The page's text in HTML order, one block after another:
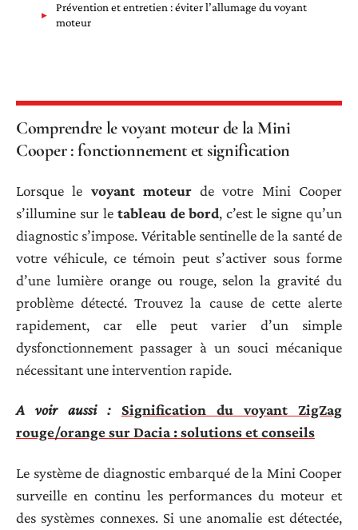
Prévention et entretien : éviter l’allumage du voyant
moteur
Comprendre le voyant moteur de la Mini
Cooper : fonctionnement et signification
Lorsque le voyant moteurde votre Mini Cooper
s’illumine sur le tableau de bord, c’est le signe qu’un
diagnostic s’impose. Véritable sentinelle de la santé de
votre véhicule, ce témoin peut s’activer sous forme
d’une lumière orange ou rouge, selon la gravité du
problème détecté. Trouvez la cause de cette alerte
rapidement, car elle peut varier d’un simple
dysfonctionnement passager à un souci mécanique
nécessitant une intervention rapide.
A voir aussi :
Signification du voyant ZigZag
rouge/orange sur Dacia : solutions et conseils
Le système de diagnostic embarqué de la Mini Cooper
surveille en continu les performances du moteur et
des systèmes connexes. Si une anomalie est détectée,